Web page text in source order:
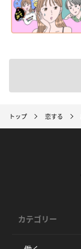
トップ 恋する
カテゴリー